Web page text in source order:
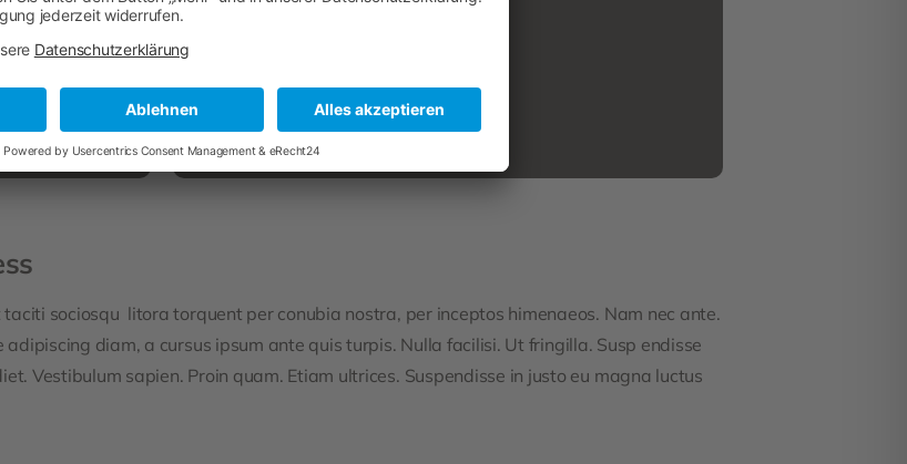
sociosqu litora torquent per conubia nostra, per inceptos himenaeos. Nam nec ante.
diam, a cursus ipsum ante quis turpis. Nulla facilisi. Ut fringilla. Susp endisse
Vestibulum sapien. Proin quam. Etiam ultrices. Suspendisse in justo eu magna luctus